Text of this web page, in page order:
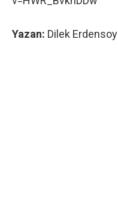
Yazan: Dilek Erdensoy